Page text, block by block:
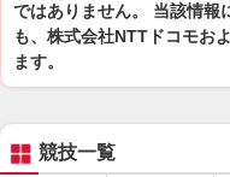
ではありません。 当該情報
も、株式会社NTTドコモお
ます。
競技一覧